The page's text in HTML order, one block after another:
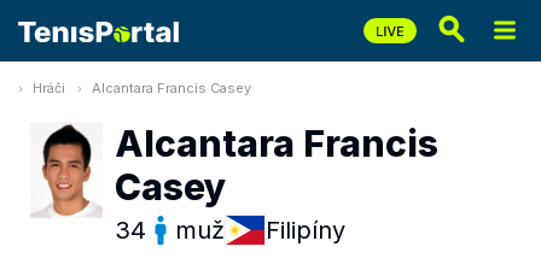
Hráči Alcantara Francis Casey
Alcantara Francis
Casey
34 muž Filipíny